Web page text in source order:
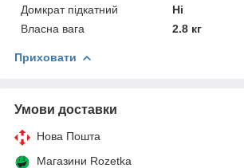
Домкрат підкатний
Ні
Власна вага
2.8 кг
Приховати
Умови доставки
Нова Пошта
Магазини Rozetka